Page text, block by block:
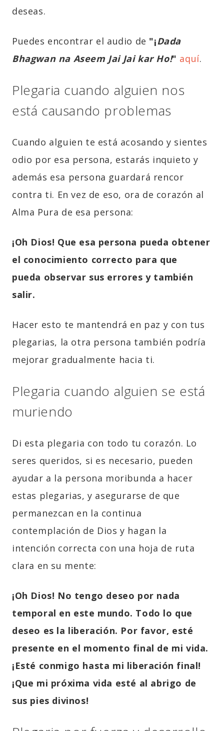
deseas.
Puedes encontrar el audio de "¡Dada
Bhagwanna Aseem Jai Jai kar Ho!" aquí.
Plegaria cuando alguien nos
está causando problemas
Cuando alguien te está acosando y sientes
odio por esa persona, estarás inquieto y
además esa persona guardará rencor
contra ti. En vez de eso, ora de corazón al
Alma Pura de esa persona:
¡Oh Dios! Que esa persona pueda obtener
el conocimiento correcto para que
pueda observar sus errores y también
salir.
Hacer esto te mantendrá en paz y con tus
plegarias, la otra persona también podría
mejorar gradualmente hacia ti.
Plegaria cuando alguien se está
muriendo
Di esta plegaria con todo tu corazón. Lo
seres queridos, si es necesario, pueden
ayudar a la persona moribunda a hacer
estas plegarias, y asegurarse de que
permanezcan en la continua
contemplación de Dios y hagan la
intención correcta con una hoja de ruta
clara en su mente:
¡Oh Dios! No tengo deseo por nada
temporal en este mundo. Todo lo que
deseo es la liberación. Por favor, esté
presente en el momento final de mi vida.
¡Esté conmigo hasta mi liberación final!
¡Que mi próxima vida esté al abrigo de
sus pies divinos!